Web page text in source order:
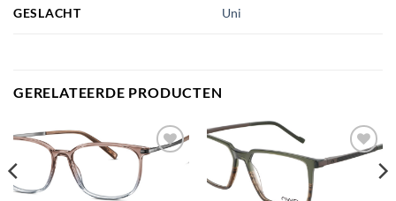
GESLACHT Uni
GERELATEERDE PRODUCTEN
Toevoegen
verlanglijst
Toevoegen